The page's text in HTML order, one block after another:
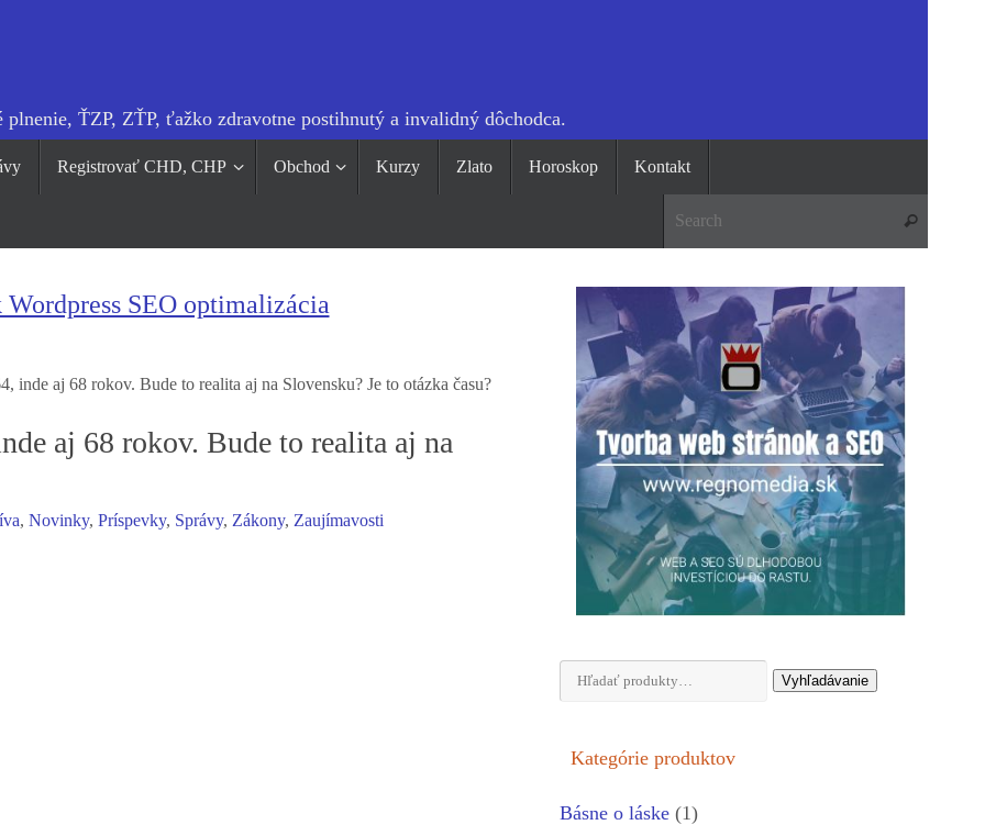
ŤZP, ZŤP, ťažko zdravotne postihnutý a invalidný dôchodca.
Registrovať CHD, CHP Obchod Kurzy Zlato Horoskop Kontakt
Search
SEO optimalizácia
aj 68 rokov. Bude to realita aj na Slovensku? Je to otázka času?
aj 68 rokov. Bude to realita aj na
,Novinky,Príspevky, Správy,Zákony,Zaujímavosti
Hľadať: Vyhľadávanie
Kategórie produktov
Básne o láske (1)